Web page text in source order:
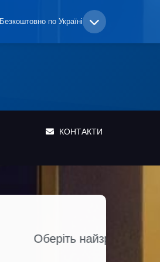
Безкоштовно по Україні
КОНТАКТИ